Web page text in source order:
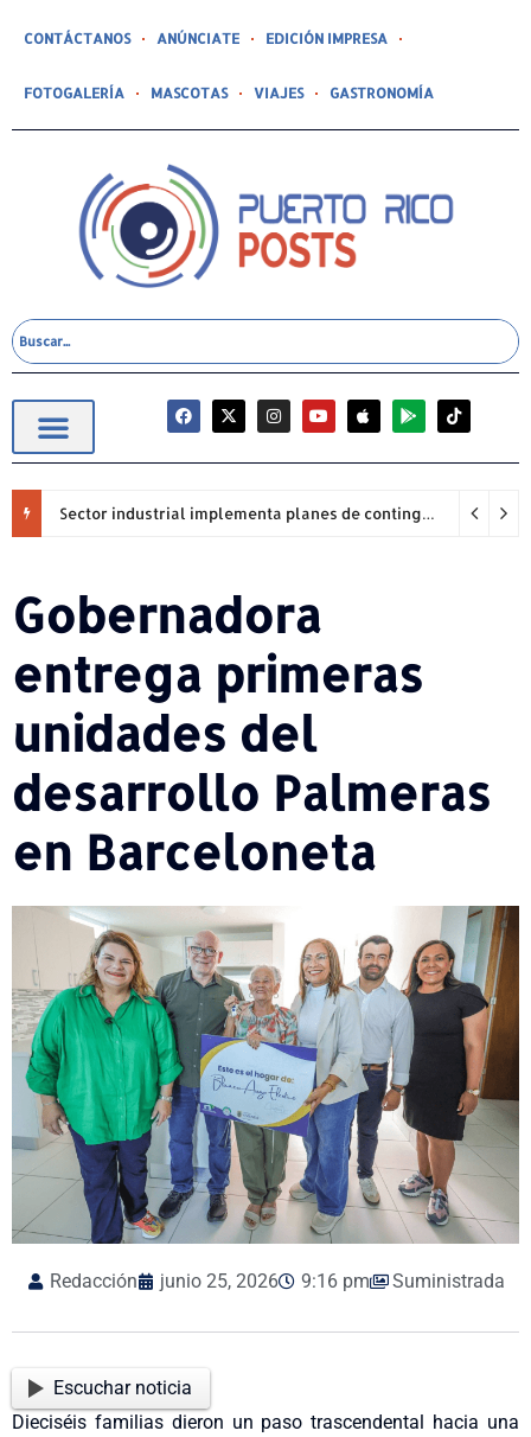
CONTÁCTANOS ANÚNCIATE EDICIÓN IMPRESA
FOTOGALERÍA MASCOTAS VIAJES GASTRONOMÍA
Sector industrial implementa planes de contingencia ante racionamiento de agua y hace un llamado a la eficiencia infraestructural
Gobernadora
entrega primeras
unidades del
desarrollo Palmeras
en Barceloneta
Redacción junio 25, 2026 9:16 pm Suministrada
Escuchar noticia
Dieciséis familias dieron un paso trascendental hacia una